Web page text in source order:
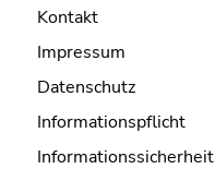
Kontakt
Impressum
Datenschutz
Informationspflicht
Informationssicherheit